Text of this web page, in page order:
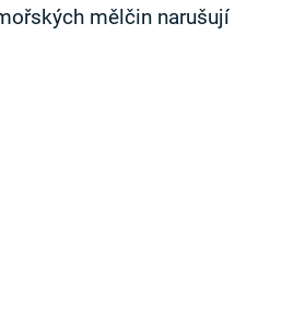
mělčin narušují